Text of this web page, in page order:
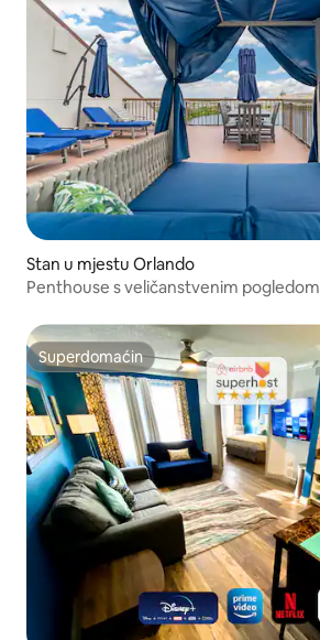
Stan u mjestu Orlando
Penthouse s veličanstvenim pogledom
Superdomaćin
Superdomaćin